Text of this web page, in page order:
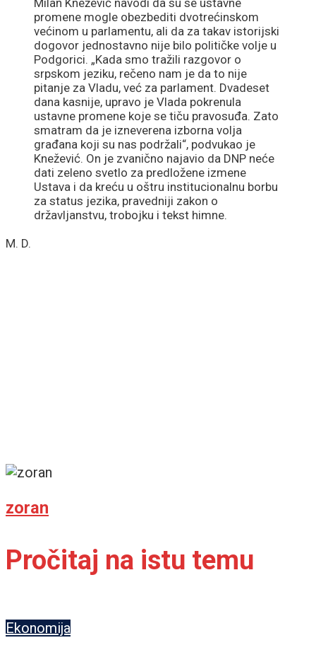
Milan Knežević navodi da su se ustavne
promene mogle obezbediti dvotrećinskom
većinom u parlamentu, ali da za takav istorijski
dogovor jednostavno nije bilo političke volje u
Podgorici. „Kada smo tražili razgovor o
srpskom jeziku, rečeno nam je da to nije
pitanje za Vladu, već za parlament. Dvadeset
dana kasnije, upravo je Vlada pokrenula
ustavne promene koje se tiču pravosuđa. Zato
smatram da je izneverena izborna volja
građana koji su nas podržali“, podvukao je
Knežević. On je zvanično najavio da DNP neće
dati zeleno svetlo za predložene izmene
Ustava i da kreću u oštru institucionalnu borbu
za status jezika, pravedniji zakon o
državljanstvu, trobojku i tekst himne.
M. D.
zoran
Pročitaj na istu temu
Ekonomija